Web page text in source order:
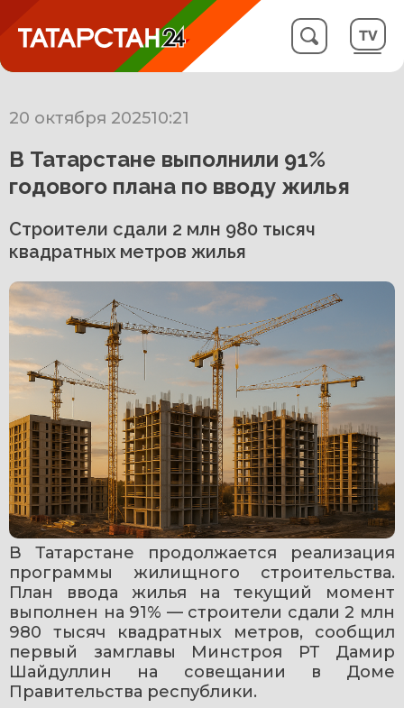
20 октября 202510:21
В Татарстане выполнили 91%
годового плана по вводу жилья
Строители сдали 2 млн 980 тысяч
квадратных метров жилья
В Татарстане продолжается реализация
программы жилищного строительства.
План ввода жилья на текущий момент
выполнен на 91% — строители сдали 2 млн
980 тысяч квадратных метров, сообщил
первый замглавы Минстроя РТ Дамир
Шайдуллин на совещании в Доме
Правительства республики.